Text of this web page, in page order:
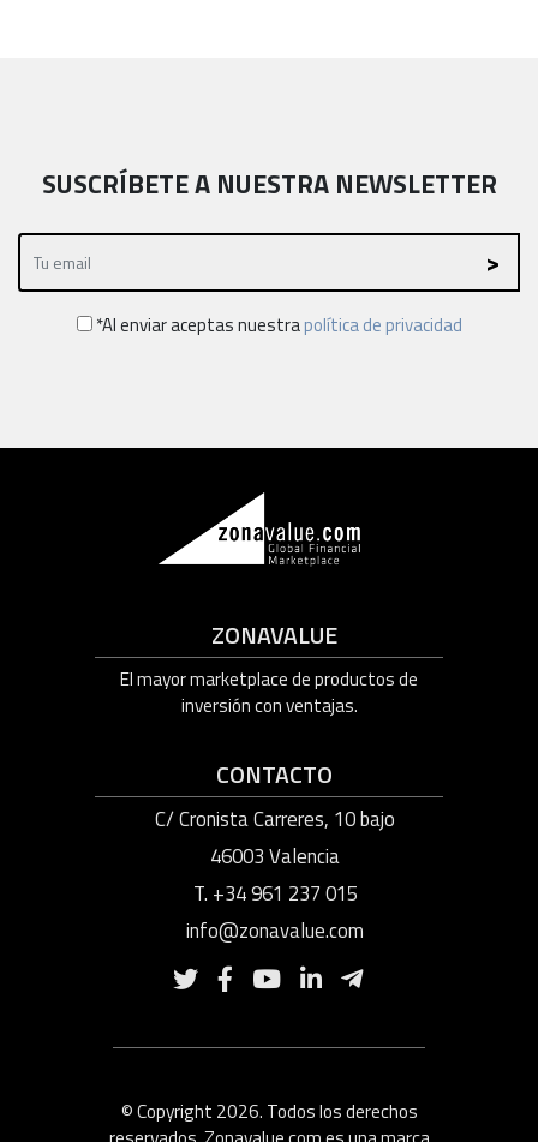
SUSCRÍBETE A NUESTRA NEWSLETTER
*Al enviar aceptas nuestrapolítica de privacidad
ZONAVALUE
El mayor marketplace de productos de
inversión con ventajas.
CONTACTO
C/ Cronista Carreres, 10 bajo
46003 Valencia
T. +34 961 237 015
info@zonavalue.com
© Copyright 2026. Todos los derechos